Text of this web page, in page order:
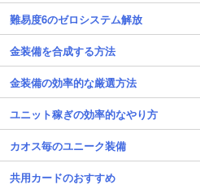
難易度6のゼロシステム解放
金装備を合成する方法
金装備の効率的な厳選方法
ユニット稼ぎの効率的なやり方
カオス毎のユニーク装備
共用カードのおすすめ